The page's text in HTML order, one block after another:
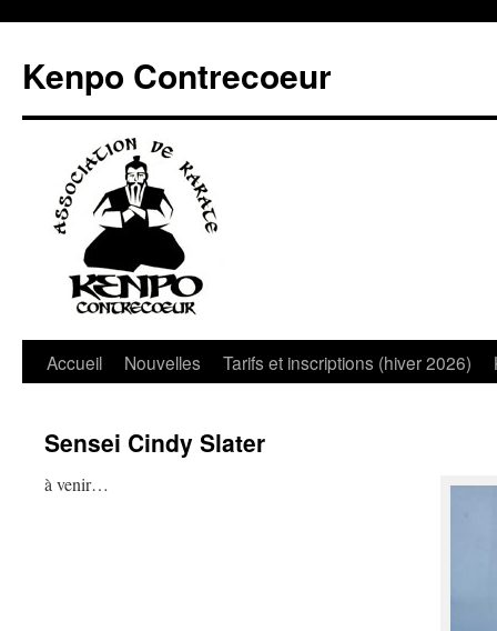
contenu
Kenpo Contrecoeur
Accueil Nouvelles Tarifs et inscriptions (hiver 2026)
Sensei Cindy Slater
à venir…